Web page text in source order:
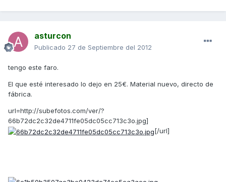
asturcon
Publicado 27 de Septiembre del 2012
tengo este faro.
El que esté interesado lo dejo en 25€. Material nuevo, directo de
fábrica.
url=http://subefotos.com/ver/?
66b72dc2c32de4711fe05dc05cc713c3o.jpg]
[/url]